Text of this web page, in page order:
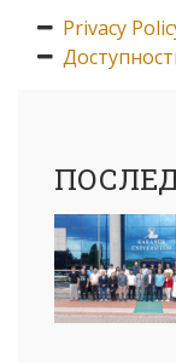
Privacy